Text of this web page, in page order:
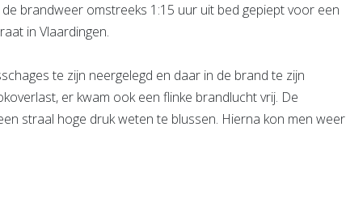
brandweer omstreeks 1:15 uur uit bed gepiept voor een
in Vlaardingen.
te zijn neergelegd en daar in de brand te zijn
er kwam ook een flinke brandlucht vrij. De
straal hoge druk weten te blussen. Hierna kon men weer